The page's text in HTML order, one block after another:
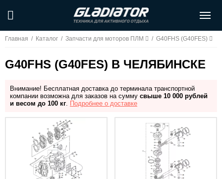
Главная / Каталог / Запчасти для моторов ПЛМ / G40FHS (G40FES)
G40FHS (G40FES) В ЧЕЛЯБИНСКЕ
Внимание! Бесплатная доставка до терминала транспортной
компании возможна для заказов на сумму свыше 10 000 рублей
и весом до 100 кг. Подробнее о доставке